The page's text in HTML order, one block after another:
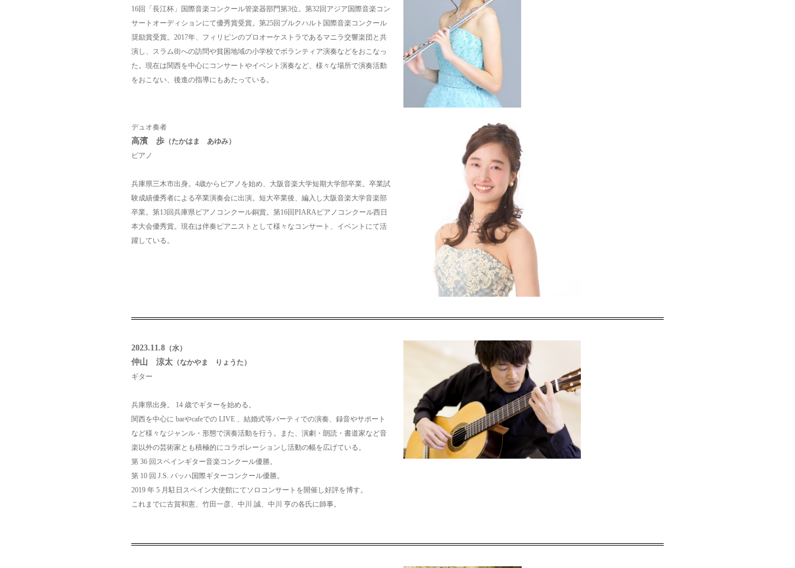
16回「長江杯」国際音楽コンクール管楽器部門第3位。第32回アジア国際音楽コン
サートオーディションにて優秀賞受賞。第25回ブルクハルト国際音楽コンクール
奨励賞受賞。2017年、フィリピンのプロオーケストラであるマニラ交響楽団と共
演し、スラム街への訪問や貧困地域の小学校でボランティア演奏などをおこなっ
た。現在は関西を中心にコンサートやイベント演奏など、様々な場所で演奏活動
をおこない、後進の指導にもあたっている。
デュオ奏者
高濱 歩 （たかはま あゆみ）
ピアノ
兵庫県三木市出身。4歳からピアノを始め、大阪音楽大学短期大学部卒業。卒業試
験成績優秀者による卒業演奏会に出演。短大卒業後、編入し大阪音楽大学音楽部
卒業。 第13回兵庫県ピアノコンクール銅賞。第16回PIARAピアノコンクール西日
本大会優秀賞。 現在は伴奏ピアニストとして様々なコンサート、イベントにて活
躍している。
2023.11.8 （水）
仲山 涼太 （なかやま りょうた）
ギター
兵庫県出身。 14 歳でギターを始める。
関西を中心に barやcafeでの LIVE 、結婚式等パーティでの演奏、録音やサポート
など様々なジャンル・形態で演奏活動を行う。また、演劇・朗読・書道家など音
楽以外の芸術家とも積極的にコラボレーションし活動の幅を広げている。
第 36 回スペインギター音楽コンクール優勝。
第 10 回 J.S. バッハ国際ギターコンクール優勝。
2019 年 5 月駐日スペイン大使館にてソロコンサートを開催し好評を博す。
これまでに古賀和憲、竹田一彦、中川 誠、中川 亨の各氏に師事。